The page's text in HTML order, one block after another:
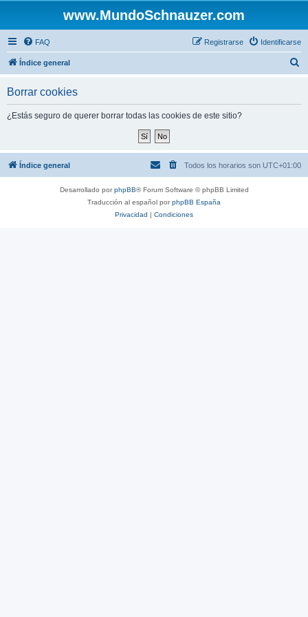
www.MundoSchnauzer.com
FAQ Identificarse
Registrarse
Índice general
Borrar cookies
¿Estás seguro de querer borrar todas las cookies de este sitio?
Índice general Todos los horarios son UTC+01:00
Desarrollado porphpBB® Forum Software © phpBB Limited
Traducción al español porphpBB España
Privacidad | Condiciones